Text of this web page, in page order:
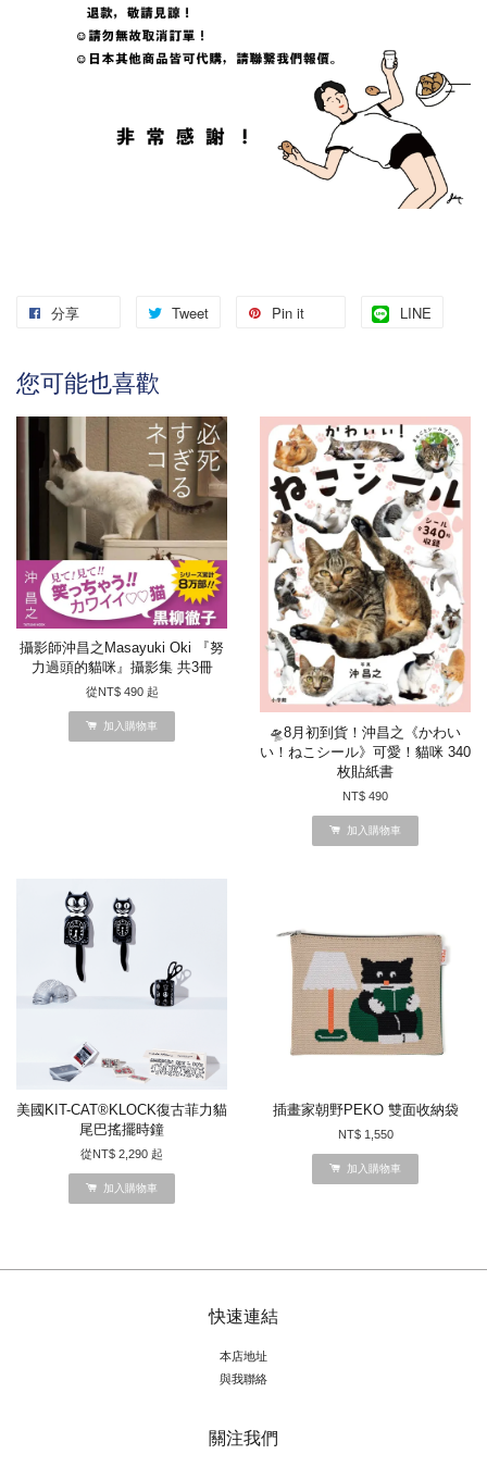
分享 Tweet Pin it LINE
您可能也喜歡
攝影師沖昌之Masayuki Oki 『努
力過頭的貓咪』攝影集 共3冊
從NT$ 490 起
加入購物車
🛸8月初到貨！沖昌之《かわい
い！ねこシール》可愛！貓咪 340
枚貼紙書
NT$ 490
加入購物車
美國KIT-CAT®KLOCK復古菲力貓
尾巴搖擺時鐘
從NT$ 2,290 起
加入購物車
插畫家朝野PEKO 雙面收納袋
NT$ 1,550
加入購物車
快速連結
本店地址
與我聯絡
關注我們